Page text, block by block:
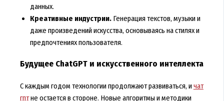
данных.
Креативные индустрии.Генерация текстов, музыки и
даже произведений искусства, основываясь на стилях и
предпочтениях пользователя.
Будущее ChatGPT и искусственного интеллекта
С каждым годом технологии продолжают развиваться, ичат
гптне остается в стороне. Новые алгоритмы и методики